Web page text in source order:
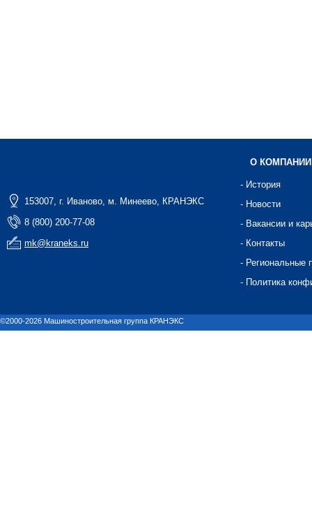
153007, г. Иваново, м. Минеево, КРАНЭКС
8 (800) 200-77-08
mk@kraneks.ru
О КОМПАНИИ
- История
- Новости
- Вакансии и
- Контакты
- Региональные
- Политика
©2000-2026 Машиностроительная группа КРАНЭКС